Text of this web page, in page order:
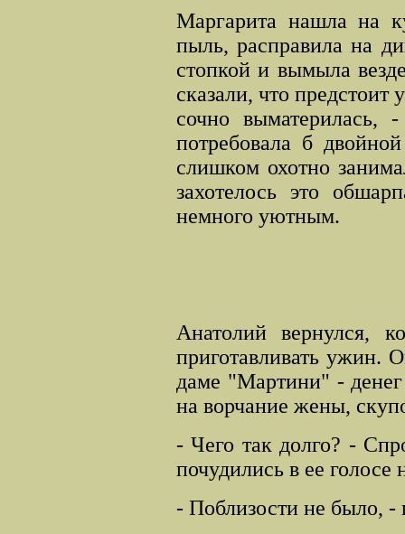
Маргарита нашла на
пыль, расправила на
стопкой и вымыла
сказали, что предстоит
сочно
потребовала б
слишком охотно
захотелось это
немного уютным.
Анатолий вернулся,
приготавливать ужин.
даме "Мартини" -
на ворчание жены,
- Чего так долго? -
почудились в ее
- Поблизости не было, -